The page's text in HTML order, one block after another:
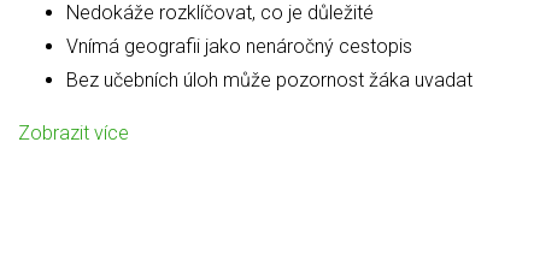
Nedokáže rozklíčovat, co je důležité
Vnímá geografii jako nenáročný cestopis
Bez učebních úloh může pozornost žáka uvadat
Zobrazit více